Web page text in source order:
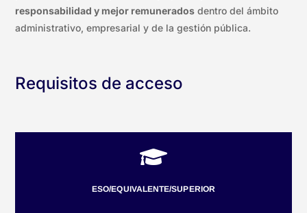
responsabilidad y mejor remunerados dentro del ámbito
administrativo, empresarial y de la gestión pública.
Requisitos de acceso

ESO/EQUIVALENTE/SUPERIOR